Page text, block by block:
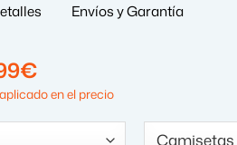
Envíos y Garantía
€El
precio
actual
es:
en el precio